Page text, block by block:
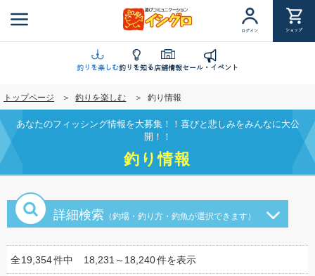
ン
に
移
動
ログイン ショップ
釣りを楽しむ釣りを知る店舗情報セール・イベント
トップページ 釣りを楽しむ 釣り情報
あなたのフィッシング情報を大募集！！喜びと悲しみをみんなに大公
開！！
釣り情報
詳細検索 （釣場・釣り方・釣魚が選択できます）
全19,354件中 18,231～18,240件を表示